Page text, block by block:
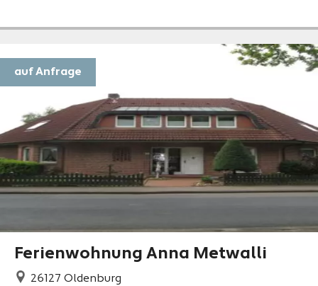
Ferienwohnung Anna Metwalli
26127 Oldenburg
auf Anfrage